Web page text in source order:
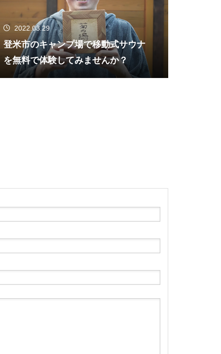
2022.03.29
登米市のキャンプ場で移動式サウナ
を無料で体験してみませんか？